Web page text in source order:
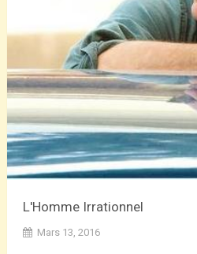
L'Homme Irrationnel
Mars 13, 2016